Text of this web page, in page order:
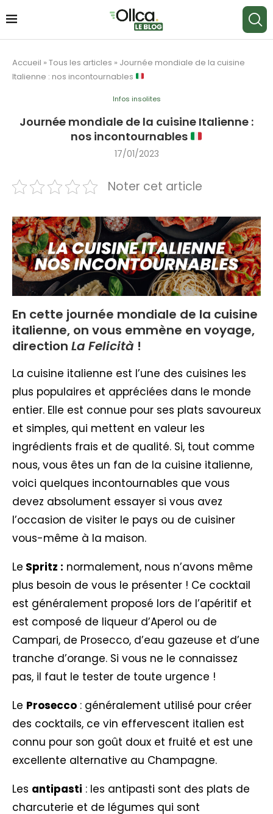
Accueil » Tous les articles » Journée mondiale de la cuisine
Italienne : nos incontournables
Infos insolites
Journée mondiale de la cuisine Italienne :
nos incontournables
17/01/2023
Noter cet article
En cette journée mondiale de la cuisine
italienne, on vous emmène en voyage,
direction La Felicità !
La cuisine italienne est l’une des cuisines les
plus populaires et appréciées dans le monde
entier. Elle est connue pour ses plats savoureux
et simples, qui mettent en valeur les
ingrédients frais et de qualité. Si, tout comme
nous, vous êtes un fan de la cuisine italienne,
voici quelques incontournables que vous
devez absolument essayer si vous avez
l’occasion de visiter le pays ou de cuisiner
vous-même à la maison.
Le Spritz : normalement, nous n’avons même
plus besoin de vous le présenter ! Ce cocktail
est généralement proposé lors de l’apéritif et
est composé de liqueur d’Aperol ou de
Campari, de Prosecco, d’eau gazeuse et d’une
tranche d’orange. Si vous ne le connaissez
pas, il faut le tester de toute urgence !
Le Prosecco : généralement utilisé pour créer
des cocktails, ce vin effervescent italien est
connu pour son goût doux et fruité et est une
excellente alternative au Champagne.
Les antipasti : les antipasti sont des plats de
charcuterie et de légumes qui sont